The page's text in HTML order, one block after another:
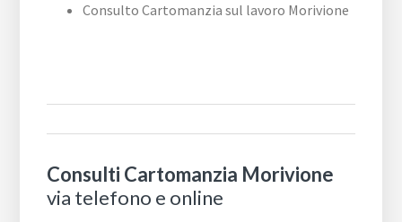
Consulto Cartomanzia sul lavoro Morivione
Consulti Cartomanzia Morivione
via telefono e online